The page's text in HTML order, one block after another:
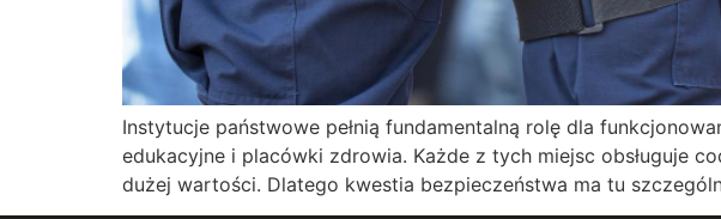
Instytucje państwowe pełnią fundamentalną rolę dla
edukacyjne i placówki zdrowia. Każde z tych miejsc obsługuje
dużej wartości. Dlatego kwestia bezpieczeństwa ma tu